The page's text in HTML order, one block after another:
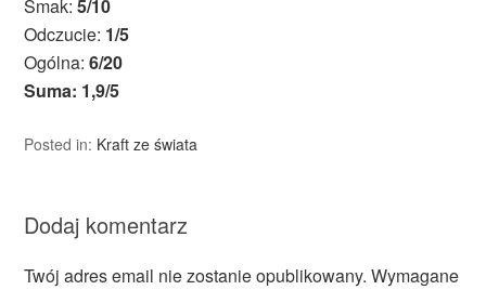
Smak:5/10
Odczucie: 1/5
Ogólna:6/20
Suma: 1,9/5
Posted in: Kraft ze świata
Dodaj komentarz
Twój adres email nie zostanie opublikowany. Wymagane